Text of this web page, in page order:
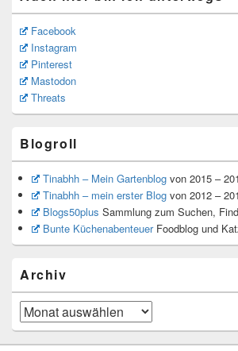
Facebook
Instagram
Pinterest
Mastodon
Threats
Blogroll
Tinabhh – Mein Gartenblogvon 2015 –
Tinabhh – mein erster Blogvon 2012 –
Blogs50plus Sammlung zum Suchen,
Bunte KüchenabenteuerFoodblog und
Archiv
Archiv